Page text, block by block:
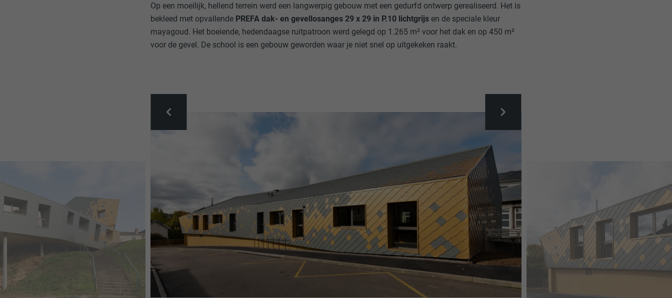
Op een moeilijk, hellend terrein werd een langwerpig gebouw met een gedurfd ontwerp gerealiseerd. Het is
bekleed met opvallende PREFA dak- en gevellosanges 29 x 29 in P.10 lichtgrijs en de speciale kleur
mayagoud. Het boeiende, hedendaagse ruitpatroon werd gelegd op 1.265 m² voor het dak en op 450 m²
voor de gevel. De school is een gebouw geworden waar je niet snel op uitgekeken raakt.